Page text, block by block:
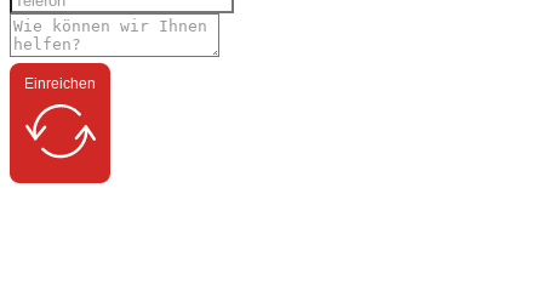
Einreichen